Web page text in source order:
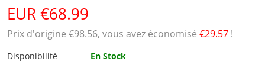
EUR €68.99
Prix ​​d'origine €98.56, vous avez économisé €29.57 !
Disponibilité
En Stock